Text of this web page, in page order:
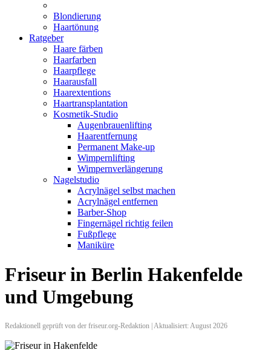
Blondierung
Haartönung
Ratgeber
Haare färben
Haarfarben
Haarpflege
Haarausfall
Haarextentions
Haartransplantation
Kosmetik-Studio
Augenbrauenlifting
Haarentfernung
Permanent Make-up
Wimpernlifting
Wimpernverlängerung
Nagelstudio
Acrylnägel selbst machen
Acrylnägel entfernen
Barber-Shop
Fingernägel richtig feilen
Fußpflege
Maniküre
Friseur in Berlin Hakenfelde
und Umgebung
Redaktionell geprüft von der friseur.org-Redaktion | Aktualisiert: August 2026